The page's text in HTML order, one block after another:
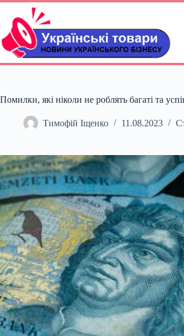
Перейти
вмісту
Помилки, які ніколи не роблять багаті та
Тимофій Іщенко 11.08.2023